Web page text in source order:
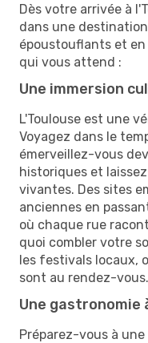
Dès votre arrivée à
dans une
époustouflants et en
qui vous attend :
Une immersion
L'Toulouse est une
Voyagez dans le
émerveillez-vous
historiques et
vivantes. Des sites
anciennes en
où chaque rue
quoi combler votre
les festivals locaux,
sont au rendez-vous.
Une
Préparez-vous à